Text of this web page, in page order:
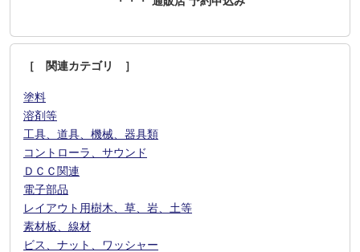
［ 関連カテゴリ ］
塗料
溶剤等
工具、道具、機械、器具類
コントローラ、サウンド
ＤＣＣ関連
電子部品
レイアウト用樹木、草、岩、土等
素材板、線材
ビス、ナット、ワッシャー